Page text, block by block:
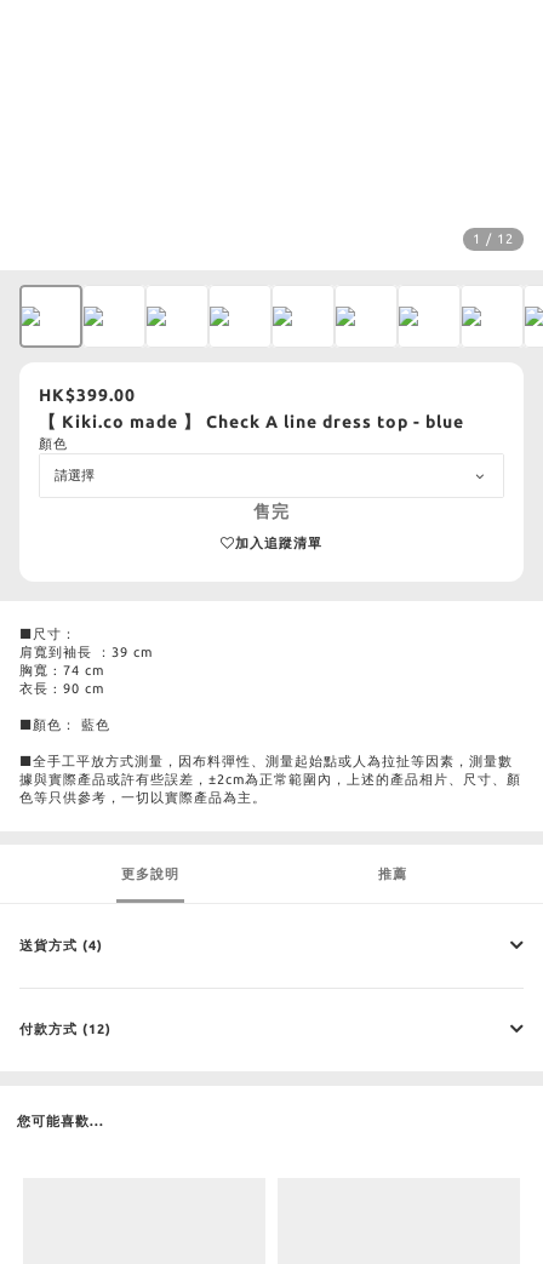
1 / 12
HK$399.00
【 Kiki.co made 】 Check A line dress top - blue
顏色
售完
加入追蹤清單
■尺寸：
肩寬到袖長 ：39 cm
胸寬 : 74 cm
衣長 : 90 cm
■顏色： 藍色
■全手工平放方式測量，因布料彈性、測量起始點或人為拉扯等因素，測量數
據與實際產品或許有些誤差，±2cm為正常範圍內，上述的產品相片、尺寸、顏
色等只供參考，一切以實際產品為主。
更多說明 推薦
送貨方式 (4)
付款方式 (12)
您可能喜歡...